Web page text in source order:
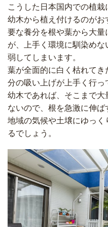
こうした日本国内での植
幼木から植え付けるのが
要な養分を根や葉から大
が、上手く環境に馴染め
弱してしまいます。
葉が全面的に白く枯れて
分の吸い上げが上手く行っ
幼木であれば、そこまで
ないので、根を急激に伸
地域の気候や土壌にゆっ
るでしょう。